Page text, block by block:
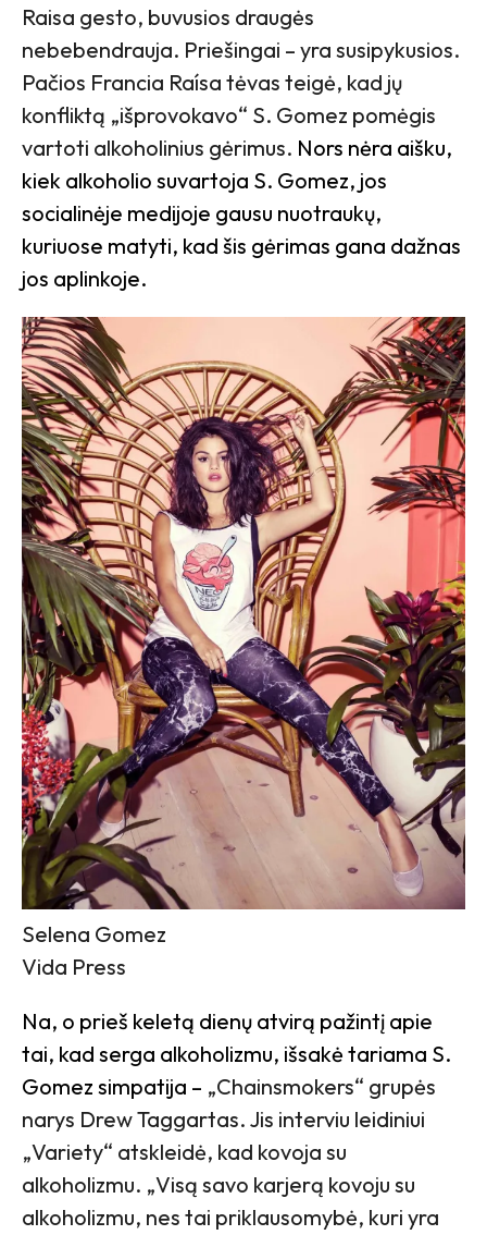
Raisa gesto, buvusios draugės
nebebendrauja. Priešingai – yra susipykusios.
Pačios Francia Raísa tėvas teigė, kad jų
konfliktą „išprovokavo“ S. Gomez pomėgis
vartoti alkoholinius gėrimus. Nors nėra aišku,
kiek alkoholio suvartoja S. Gomez, jos
socialinėje medijoje gausu nuotraukų,
kuriuose matyti, kad šis gėrimas gana dažnas
jos aplinkoje.
Selena Gomez
Vida Press
Na, o prieš keletą dienų atvirą pažintį apie
tai, kad serga alkoholizmu, išsakė tariama S.
Gomez simpatija – „Chainsmokers“ grupės
narys Drew Taggartas. Jis interviu leidiniui
„Variety“ atskleidė, kad kovoja su
alkoholizmu. „Visą savo karjerą kovoju su
alkoholizmu, nes tai priklausomybė, kuri yra